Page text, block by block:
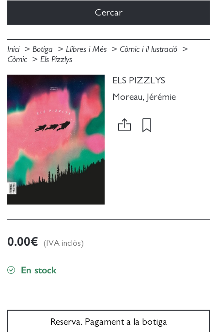
Inici Botiga Llibres i Més
Còmic i il lustració
Còmic
Els Pizzlys
ELS PIZZLYS
Moreau, Jérémie
0.00€ (IVA inclòs)
En stock
Reserva. Pagament a la botiga